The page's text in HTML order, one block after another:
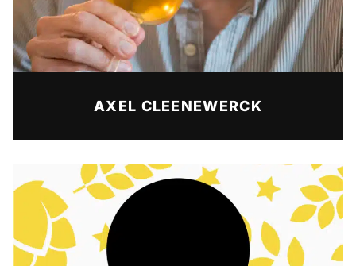
AXEL CLEENEWERCK